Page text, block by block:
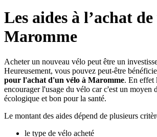
Les aides à l’achat
Maromme
Acheter un nouveau vélo peut être un
Heureusement, vous pouvez peut-être
pour l'achat d'un vélo à Maromme. En effet
encourager l'usage du vélo car c'est un moyen
écologique et bon pour la santé.
Le montant des aides dépend de plusieurs
le type de vélo acheté